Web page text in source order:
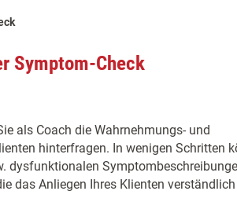
Symptom-Check
als Coach die Wahrnehmungs- und
hinterfragen. In wenigen Schritten
dysfunktionalen
das Anliegen Ihres Klienten